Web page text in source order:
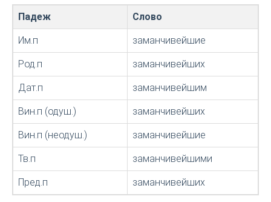
Падеж Слово
Им.п заманчивейшие
Род.п заманчивейших
Дат.п заманчивейшим
Вин.п (одуш.) заманчивейших
Вин.п (неодуш.) заманчивейшие
Тв.п заманчивейшими
Пред.п заманчивейших